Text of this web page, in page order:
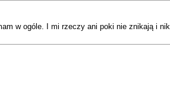
w ogóle. I mi rzeczy ani poki nie znikają i